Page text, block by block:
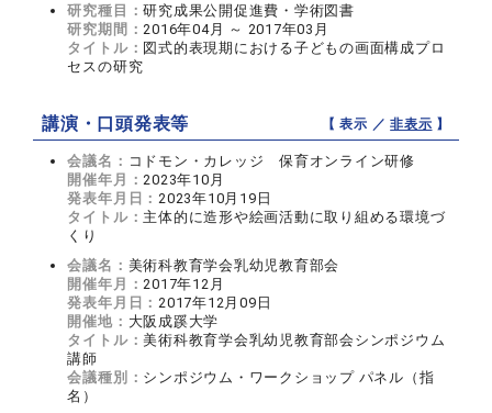
研究種目：研究成果公開促進費・学術図書
研究期間： 2016年04月 ～ 2017年03月
タイトル： 図式的表現期における子どもの画面構成プロ
セスの研究
講演・口頭発表等 【 表示 ／非表示 】
会議名： コドモン・カレッジ 保育オンライン研修
開催年月： 2023年10月
発表年月日： 2023年10月19日
タイトル： 主体的に造形や絵画活動に取り組める環境づ
くり
会議名： 美術科教育学会乳幼児教育部会
開催年月： 2017年12月
発表年月日： 2017年12月09日
開催地： 大阪成蹊大学
タイトル：美術科教育学会乳幼児教育部会シンポジウム
講師
会議種別： シンポジウム・ワークショップ パネル（指
名）